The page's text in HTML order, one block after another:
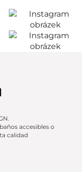
accesibles o
calidad